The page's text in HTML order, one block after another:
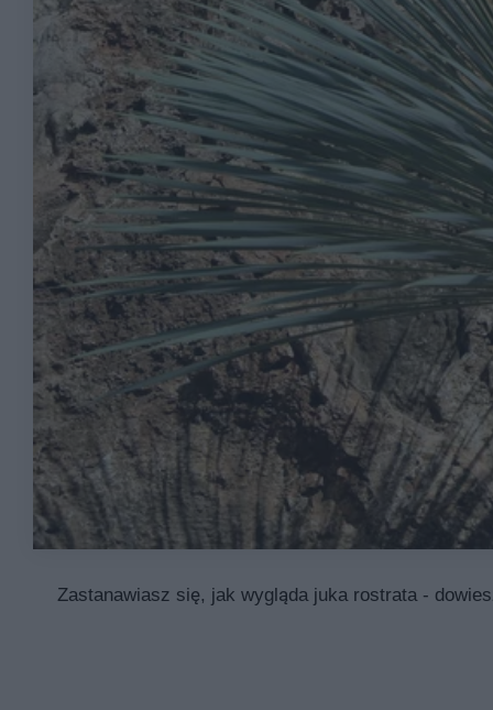
Zastanawiasz się, jak wygląda juka rostrata -